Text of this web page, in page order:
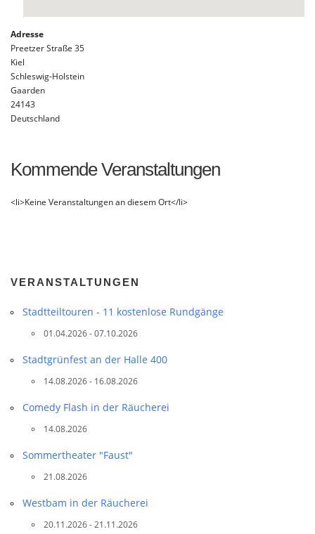
Adresse
Preetzer Straße 35
Kiel
Schleswig-Holstein
Gaarden
24143
Deutschland
Kommende Veranstaltungen
<li>Keine Veranstaltungen an diesem Ort</li>
VERANSTALTUNGEN
Stadtteil­touren - 11 kostenlose Rundgänge
01.04.2026 - 07.10.2026
Stadtgrünfest an der Halle 400
14.08.2026 - 16.08.2026
Comedy Flash in der Räucherei
14.08.2026
Sommertheater "Faust"
21.08.2026
Westbam in der Räucherei
20.11.2026 - 21.11.2026